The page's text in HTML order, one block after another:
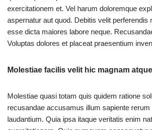
exercitationem et. Vel harum doloremque
aspernatur aut quod. Debitis velit perferendis
esse dicta maiores labore neque.
Voluptas dolores et placeat praesentium
Molestiae facilis velit hic magnam
Molestiae quasi totam quis quidem ratione
recusandae accusamus illum sapiente rerum
laudantium. Quia ipsa itaque veritatis enim